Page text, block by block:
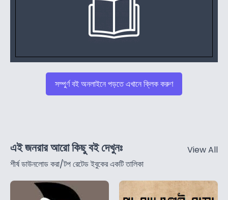
সম্পুর্ণ বই অনলাইনে পড়তে এখানে ক্লিক করুণ
এই জনরার আরো কিছু বই দেখুনঃ
শীর্ষ ডাউনলোড করা/টপ রেটেড ইবুকের একটি তালিকা
View All